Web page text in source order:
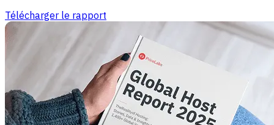
Télécharger le rapport